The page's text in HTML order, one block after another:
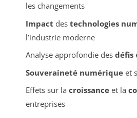
les changements
Impact des technologies
l’industrie moderne
Analyse approfondie des défis
Souveraineté numériqueet
Effets sur la croissanceet la
entreprises